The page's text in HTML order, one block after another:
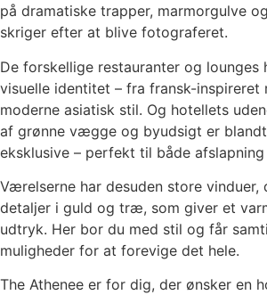
på dramatiske trapper, marmorgulve
skriger efter at blive fotograferet.
De forskellige restauranter og lounges
visuelle identitet – fra fransk-inspireret
moderne asiatisk stil. Og hotellets
af grønne vægge og byudsigt er
eksklusive – perfekt til både
Værelserne har desuden store vinduer,
detaljer i guld og træ, som giver et
udtryk. Her bor du med stil og får
muligheder for at forevige det hele.
The Athenee er for dig, der ønsker en